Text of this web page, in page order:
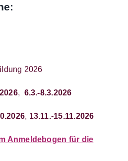
2026
, 6.3.-8.3.2026
, 13.11.-15.11.2026
Anmeldebogen für die